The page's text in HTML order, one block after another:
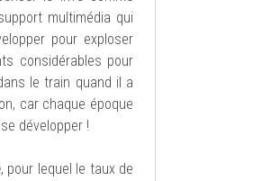
multimédia qui
pour exploser
considérables pour
le train quand il a
car chaque époque
développer !
, pour lequel le taux de